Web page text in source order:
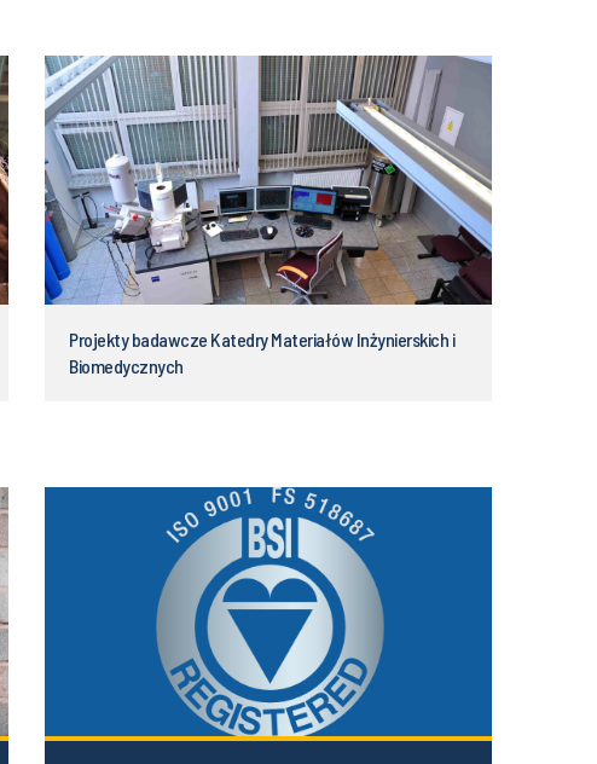
Projekty badawcze Katedry Materiałów Inżynierskich i
Biomedycznych